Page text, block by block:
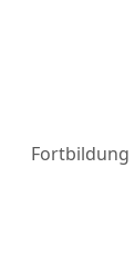
Fortbildung